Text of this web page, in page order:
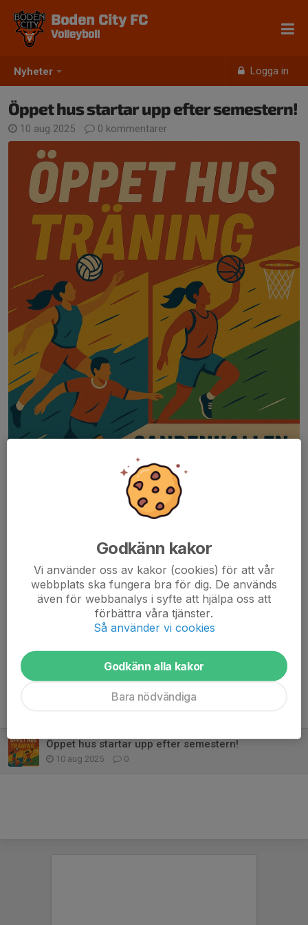
Nyheter Logga in
Boden City FC
Volleyboll
Öppet hus startar upp efter semestern!
10 aug 2025 0 kommentarer
Kontakt:
Peter Gitselov - 072 210 87 97
Öppet hus startar upp efter semestern!
10 aug 2025 0
Godkänn kakor
Vi använder oss av kakor (cookies) för att vår
webbplats ska fungera bra för dig. De används
även för webbanalys i syfte att hjälpa oss att
förbättra våra tjänster.
Så använder vi cookies
Godkänn alla kakor
Bara nödvändiga